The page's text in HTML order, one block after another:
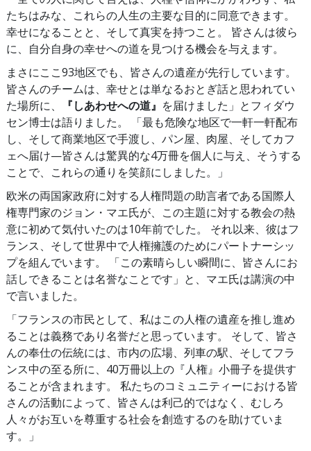
たちはみな、これらの人生の主要な目的に同意できます。
幸せになることと、そして真実を持つこと。 皆さんは彼ら
に、自分自身の幸せへの道を見つける機会を与えます。
まさにここ93地区でも、皆さんの遺産が先行しています。
皆さんのチームは、幸せとは単なるおとぎ話と思われてい
た場所に、
『しあわせへの道』 を届けました」とフィダウ
セン博士は語りました。 「最も危険な地区で一軒一軒配布
し、そして商業地区で手渡し、パン屋、肉屋、そしてカフ
ェへ届け—皆さんは驚異的な4万冊を個人に与え、そうする
ことで、これらの通りを笑顔にしました。」
欧米の両国家政府に対する人権問題の助言者である国際人
権専門家のジョン・マエ氏が、この主題に対する教会の熱
意に初めて気付いたのは10年前でした。 それ以来、彼はフ
ランス、そして世界中で人権擁護のためにパートナーシッ
プを組んでいます。 「この素晴らしい瞬間に、皆さんにお
話しできることは名誉なことです」と、マエ氏は講演の中
で言いました。
「フランスの市民として、私はこの人権の遺産を推し進め
ることは義務であり名誉だと思っています。 そして、皆さ
んの奉仕の伝統には、市内の広場、列車の駅、そしてフラ
ンス中の至る所に、40万冊以上の『人権』小冊子を提供す
ることが含まれます。 私たちのコミュニティーにおける皆
さんの活動によって、皆さんは利己的ではなく、むしろ
人々がお互いを尊重する社会を創造するのを助けていま
す。」